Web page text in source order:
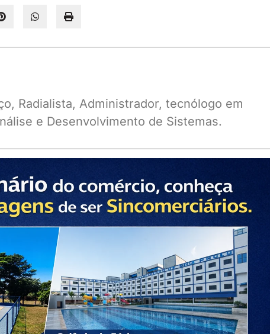
Radialista, Administrador, tecnólogo em
e Desenvolvimento de Sistemas.